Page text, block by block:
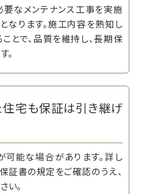
なメンテナンス工事を実施
なります。施工内容を熟知し
とで、品質を維持し、長期保
。
宅も保証は引き継げ
能な場合があります。詳し
証書の規定をご確認のうえ、
い。